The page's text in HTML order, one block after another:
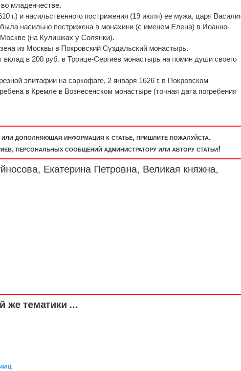
младенчестве.
г.) и насильственного пострижения (19 июля) ее мужа, царя
насильно пострижена в монахини (с именем Елена) в Иоанно-
(на Кулишках у Солянки).
из Москвы в Покровский Суздальский монастырь.
вклад в 200 руб. в Троице-Сергиев монастырь на помин души своего
эпитафии на саркофаге, 2 января 1626 г. в Покровском
в Кремле в Вознесенском монастыре (точная дата погребения
дополняющая информация к статье, пришлите пожалуйста.
персональных сообщений администратору или автору статьи!
Екатерина Петровна, Великая княжна,
же тематики ...